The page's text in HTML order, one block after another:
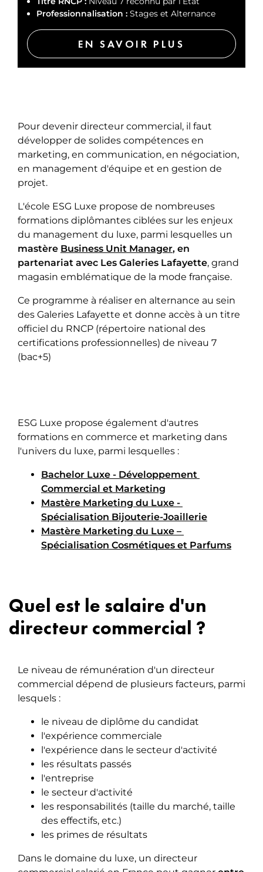
Professionnalisation : Stages et Alternance
EN SAVOIR PLUS
Pour devenir directeur commercial, il faut
développer de solides compétences en
marketing, en communication, en négociation,
en management d'équipe et en gestion de
projet.
L'école ESG Luxe propose de nombreuses
formations diplômantes ciblées sur les enjeux
du management du luxe, parmi lesquelles un
mastère Business Unit Manager, en
partenariat avec Les Galeries Lafayette, grand
magasin emblématique de la mode française.
Ce programme à réaliser en alternance au sein
des Galeries Lafayette et donne accès à un titre
officiel du RNCP (répertoire national des
certifications professionnelles) de niveau 7
(bac+5)
ESG Luxe propose également d'autres
formations en commerce et marketing dans
l'univers du luxe, parmi lesquelles :
Bachelor Luxe - Développement
Commercial et Marketing
Mastère Marketing du Luxe -
Spécialisation Bijouterie-Joaillerie
Mastère Marketing du Luxe –
Spécialisation Cosmétiques et Parfums
Quel est le salaire d'un
directeur commercial ?
Le niveau de rémunération d'un directeur
commercial dépend de plusieurs facteurs, parmi
lesquels :
le niveau de diplôme du candidat
l'expérience commerciale
l'expérience dans le secteur d'activité
les résultats passés
l'entreprise
le secteur d'activité
les responsabilités (taille du marché, taille
des effectifs, etc.)
les primes de résultats
Dans le domaine du luxe, un directeur